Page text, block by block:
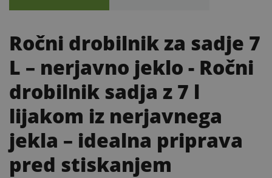
Ročni drobilnik za sadje 7
L – nerjavno jeklo - Ročni
drobilnik sadja z 7 l
lijakom iz nerjavnega
jekla – idealna priprava
pred stiskanjem